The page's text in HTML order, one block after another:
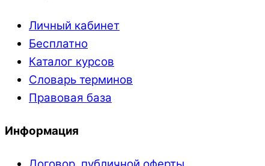
Личный кабинет
Бесплатно
Каталог курсов
Словарь терминов
Правовая база
Информация